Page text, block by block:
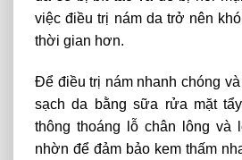
việc điều trị nám da trở nên
thời gian hơn.
Để điều trị nám nhanh chóng
sạch da bằng sữa rửa mặt
thông thoáng lỗ chân lông và
nhờn để đảm bảo kem thấm